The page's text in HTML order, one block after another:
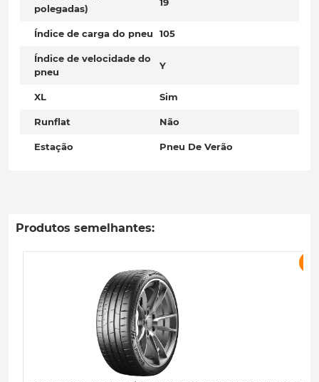
polegadas)
Índice de carga do pneu 105
Índice de velocidade do
pneu
Y
XL Sim
Runflat Não
Estação Pneu De Verão
Produtos semelhantes: